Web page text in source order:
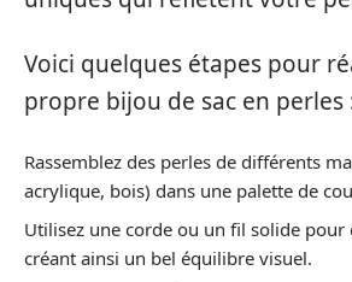
Voici quelques étapes pour
propre bijou de sac en perles
Rassemblez des perles de différents
acrylique, bois) dans une palette de
Utilisez une corde ou un fil solide pour
créant ainsi un bel équilibre visuel.